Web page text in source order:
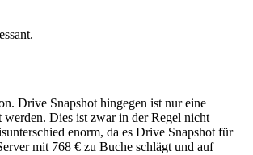
Drive Snapshot hingegen ist nur eine
Dies ist zwar in der Regel nicht
enorm, da es Drive Snapshot für
mit 768 € zu Buche schlägt und auf